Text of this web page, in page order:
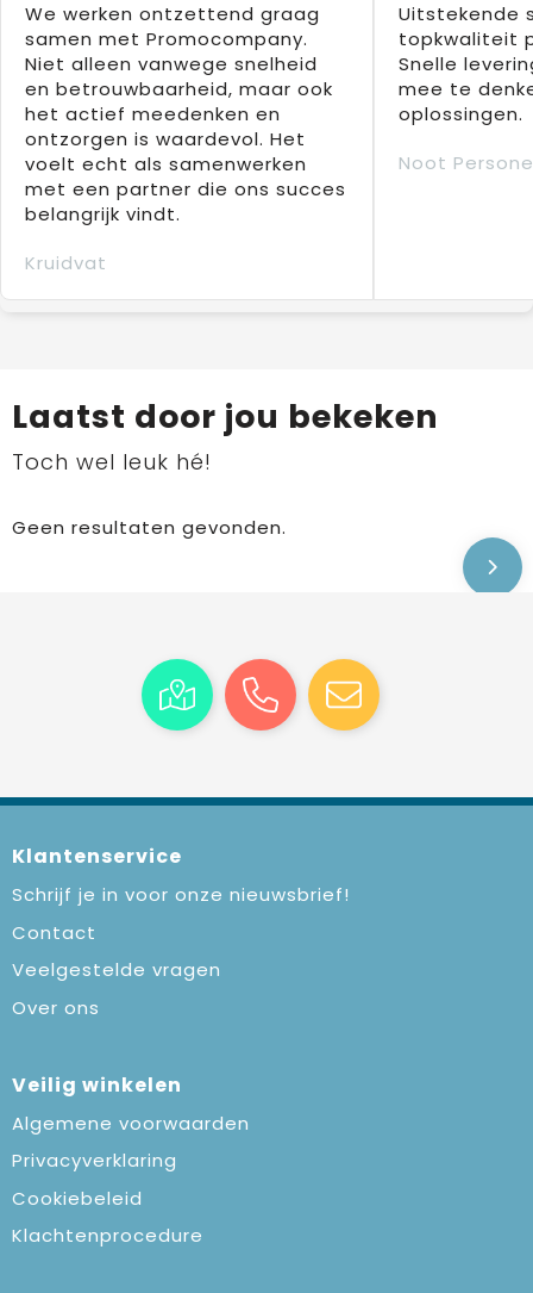
We werken ontzettend graag
samen met Promocompany.
Niet alleen vanwege snelheid
en betrouwbaarheid, maar ook
het actief meedenken en
ontzorgen is waardevol. Het
voelt echt als samenwerken
met een partner die ons succes
belangrijk vindt.
Kruidvat
Uitstekende
topkwaliteit
Snelle
mee te
oplossingen.
Noot
Laatst door jou bekeken
Toch wel leuk hé!
Geen resultaten gevonden.
Klantenservice
Schrijf je in voor onze nieuwsbrief!
Contact
Veelgestelde vragen
Over ons
Veilig winkelen
Algemene voorwaarden
Privacyverklaring
Cookiebeleid
Klachtenprocedure